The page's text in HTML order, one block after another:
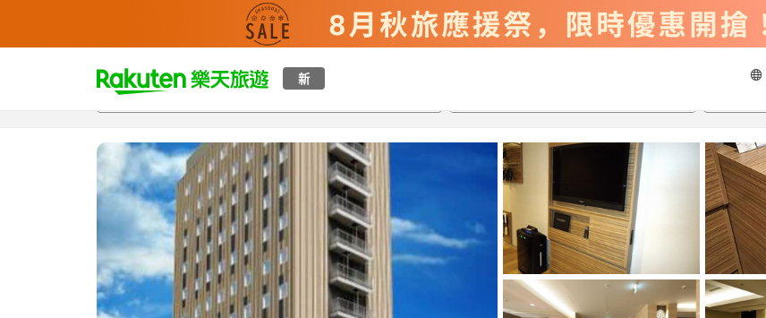
新
t
p
a
e
s
r
c
h
總覽客房與方案評語特點設施